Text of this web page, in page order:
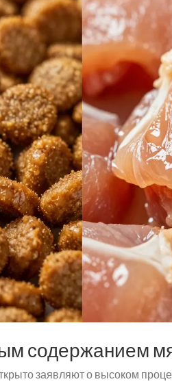
содержанием
заявляют о высоком